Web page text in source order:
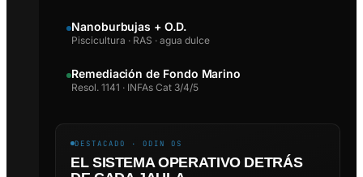
Nanoburbujas + O.D.
Piscicultura · RAS · agua dulce
Remediación de Fondo Marino
Resol. 1141 · INFAs Cat 3/4/5
DESTACADO · ODIN OS
EL SISTEMA OPERATIVO DETRÁS